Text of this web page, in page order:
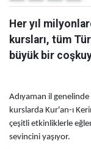
Her yıl
kursları, tüm
büyük bir
Adıyaman il
kurslarda Kur'an-ı
çeşitli etkinliklerle
sevincini yaşıyor.